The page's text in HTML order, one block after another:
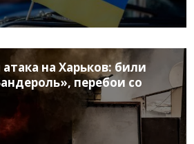
на Харьков: били
перебои со